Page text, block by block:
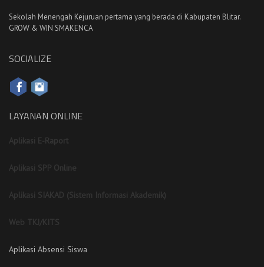
Sekolah Menengah Kejuruan pertama yang berada di Kabupaten Blitar.
GROW & WIN SMAKENCA
SOCIALIZE
LAYANAN ONLINE
Aplikasi E-Raport
Aplikasi SPP Online
Aplikasi SIAKAD (Sistem Informasi Akademik)
Web TKJ/KITS
Aplikasi Absensi Siswa